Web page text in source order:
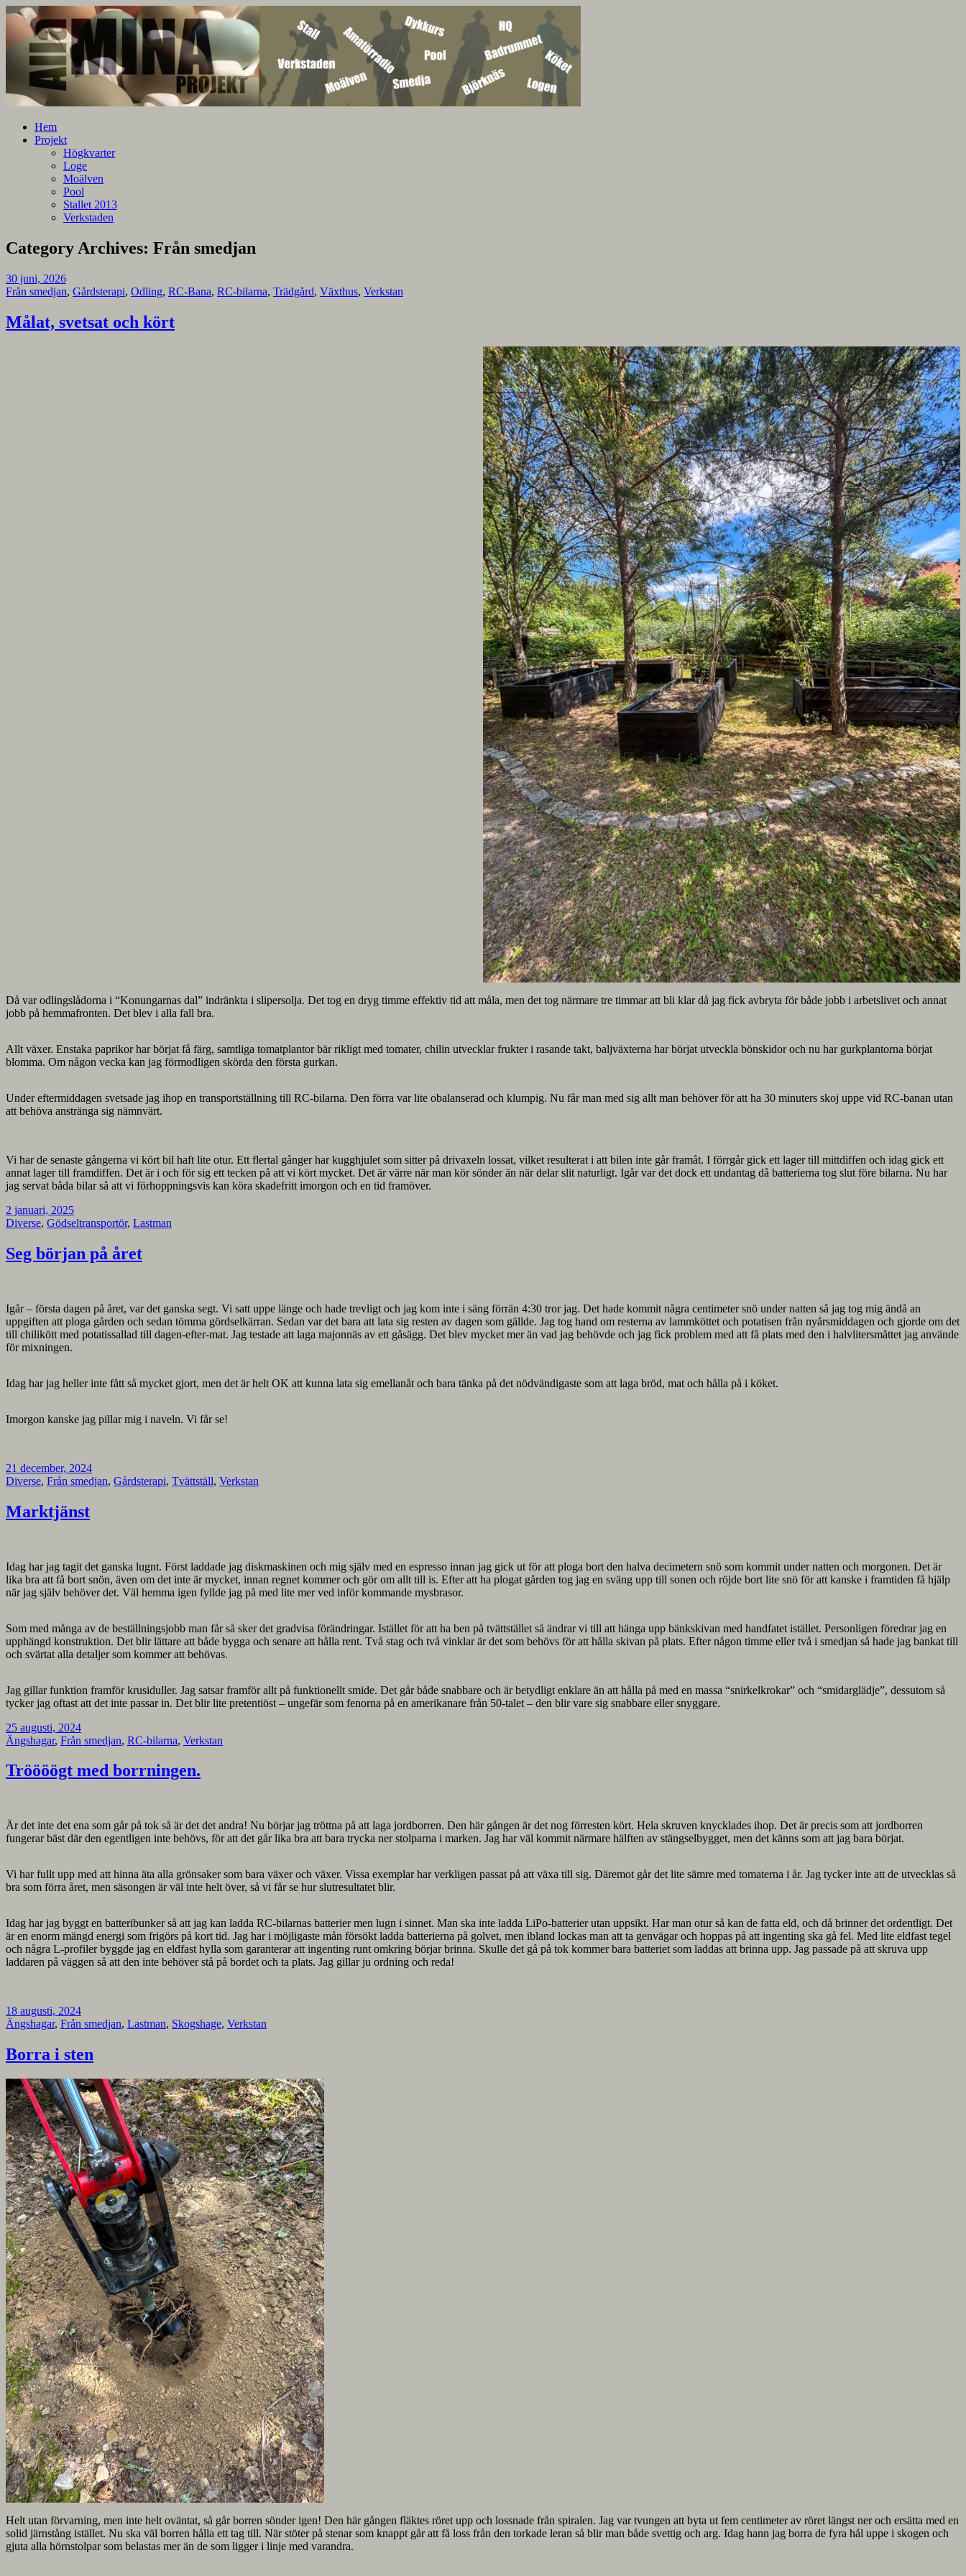
Alla mina projekt
En blogg om mina projekt
Hem
Projekt
Högkvarter
Loge
Moälven
Pool
Stallet 2013
Verkstaden
Category Archives: Från smedjan
30 juni, 2026
Från smedjan, Gårdsterapi, Odling, RC-Bana, RC-bilarna, Trädgård, Växthus, Verkstan
Målat, svetsat och kört
Då var odlingslådorna i “Konungarnas dal” indränkta i slipersolja. Det tog en dryg timme effektiv tid att måla, men det tog närmare tre timmar att bli klar då jag fick avbryta för både jobb i arbetslivet och annat
jobb på hemmafronten. Det blev i alla fall bra.
Allt växer. Enstaka paprikor har börjat få färg, samtliga tomatplantor bär rikligt med tomater, chilin utvecklar frukter i rasande takt, baljväxterna har börjat utveckla bönskidor och nu har gurkplantorna börjat
blomma. Om någon vecka kan jag förmodligen skörda den första gurkan.
Under eftermiddagen svetsade jag ihop en transportställning till RC-bilarna. Den förra var lite obalanserad och klumpig. Nu får man med sig allt man behöver för att ha 30 minuters skoj uppe vid RC-banan utan
att behöva anstränga sig nämnvärt.
Vi har de senaste gångerna vi kört bil haft lite otur. Ett flertal gånger har kugghjulet som sitter på drivaxeln lossat, vilket resulterat i att bilen inte går framåt. I förrgår gick ett lager till mittdiffen och idag gick ett
annat lager till framdiffen. Det är i och för sig ett tecken på att vi kört mycket. Det är värre när man kör sönder än när delar slit naturligt. Igår var det dock ett undantag då batterierna tog slut före bilarna. Nu har
jag servat båda bilar så att vi förhoppningsvis kan köra skadefritt imorgon och en tid framöver.
2 januari, 2025
Diverse, Gödseltransportör, Lastman
Seg början på året
Igår – första dagen på året, var det ganska segt. Vi satt uppe länge och hade trevligt och jag kom inte i säng förrän 4:30 tror jag. Det hade kommit några centimeter snö under natten så jag tog mig ändå an
uppgiften att ploga gården och sedan tömma gördselkärran. Sedan var det bara att lata sig resten av dagen som gällde. Jag tog hand om resterna av lammköttet och potatisen från nyårsmiddagen och gjorde om det
till chilikött med potatissallad till dagen-efter-mat. Jag testade att laga majonnäs av ett gåsägg. Det blev mycket mer än vad jag behövde och jag fick problem med att få plats med den i halvlitersmåttet jag använde
för mixningen.
Idag har jag heller inte fått så mycket gjort, men det är helt OK att kunna lata sig emellanåt och bara tänka på det nödvändigaste som att laga bröd, mat och hålla på i köket.
Imorgon kanske jag pillar mig i naveln. Vi får se!
21 december, 2024
Diverse, Från smedjan, Gårdsterapi, Tvättställ, Verkstan
Marktjänst
Idag har jag tagit det ganska lugnt. Först laddade jag diskmaskinen och mig själv med en espresso innan jag gick ut för att ploga bort den halva decimetern snö som kommit under natten och morgonen. Det är
lika bra att få bort snön, även om det inte är mycket, innan regnet kommer och gör om allt till is. Efter att ha plogat gården tog jag en sväng upp till sonen och röjde bort lite snö för att kanske i framtiden få hjälp
när jag själv behöver det. Väl hemma igen fyllde jag på med lite mer ved inför kommande mysbrasor.
Som med många av de beställningsjobb man får så sker det gradvisa förändringar. Istället för att ha ben på tvättstället så ändrar vi till att hänga upp bänkskivan med handfatet istället. Personligen föredrar jag en
upphängd konstruktion. Det blir lättare att både bygga och senare att hålla rent. Två stag och två vinklar är det som behövs för att hålla skivan på plats. Efter någon timme eller två i smedjan så hade jag bankat till
och svärtat alla detaljer som kommer att behövas.
Jag gillar funktion framför krusiduller. Jag satsar framför allt på funktionellt smide. Det går både snabbare och är betydligt enklare än att hålla på med en massa “snirkelkrokar” och “smidarglädje”, dessutom så
tycker jag oftast att det inte passar in. Det blir lite pretentiöst – ungefär som fenorna på en amerikanare från 50-talet – den blir vare sig snabbare eller snyggare.
25 augusti, 2024
Ängshagar, Från smedjan, RC-bilarna, Verkstan
Tröööögt med borrningen.
Är det inte det ena som går på tok så är det det andra! Nu börjar jag tröttna på att laga jordborren. Den här gången är det nog förresten kört. Hela skruven knycklades ihop. Det är precis som att jordborren
fungerar bäst där den egentligen inte behövs, för att det går lika bra att bara trycka ner stolparna i marken. Jag har väl kommit närmare hälften av stängselbygget, men det känns som att jag bara börjat.
Vi har fullt upp med att hinna äta alla grönsaker som bara växer och växer. Vissa exemplar har verkligen passat på att växa till sig. Däremot går det lite sämre med tomaterna i år. Jag tycker inte att de utvecklas så
bra som förra året, men säsongen är väl inte helt över, så vi får se hur slutresultatet blir.
Idag har jag byggt en batteribunker så att jag kan ladda RC-bilarnas batterier men lugn i sinnet. Man ska inte ladda LiPo-batterier utan uppsikt. Har man otur så kan de fatta eld, och då brinner det ordentligt. Det
är en enorm mängd energi som frigörs på kort tid. Jag har i möjligaste mån försökt ladda batterierna på golvet, men ibland lockas man att ta genvägar och hoppas på att ingenting ska gå fel. Med lite eldfast tegel
och några L-profiler byggde jag en eldfast hylla som garanterar att ingenting runt omkring börjar brinna. Skulle det gå på tok kommer bara batteriet som laddas att brinna upp. Jag passade på att skruva upp
laddaren på väggen så att den inte behöver stå på bordet och ta plats. Jag gillar ju ordning och reda!
18 augusti, 2024
Ängshagar, Från smedjan, Lastman, Skogshage, Verkstan
Borra i sten
Helt utan förvarning, men inte helt oväntat, så går borren sönder igen! Den här gången fläktes röret upp och lossnade från spiralen. Jag var tvungen att byta ut fem centimeter av röret längst ner och ersätta med en
solid järnstång istället. Nu ska väl borren hålla ett tag till. När stöter på stenar som knappt går att få loss från den torkade leran så blir man både svettig och arg. Idag hann jag borra de fyra hål uppe i skogen och
gjuta alla hörnstolpar som belastas mer än de som ligger i linje med varandra.